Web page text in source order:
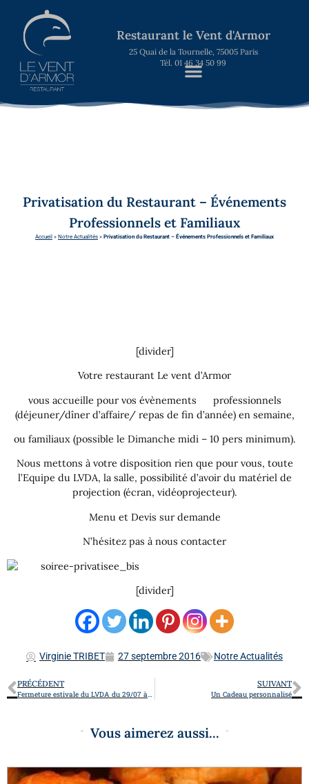
Restaurant le Vent d'Armor
25 Quai de la Tournelle, 75005 Paris
Tél. 01 46 34 50 99
Privatisation du Restaurant – Événements
Professionnels et Familiaux
Accueil » Notre Actualités » Privatisation du Restaurant – Événements Professionnels et Familiaux
[divider]
Votre restaurant Le vent d’Armor
vous accueille pour vos évènements professionnels
(déjeuner/dîner d’affaire/ repas de fin d’année) en semaine,
ou familiaux (possible le Dimanche midi – 10 pers minimum).
Nous mettons à votre disposition rien que pour vous, toute
l’Equipe du LVDA, la salle, possibilité d’avoir du matériel de
projection (écran, vidéoprojecteur).
Menu et Devis sur demande
N’hésitez pas à nous contacter
[divider]
Virginie TRIBET 27 septembre 2016 Notre Actualités
PRÉCÉDENT
Fermeture estivale du LVDA du 29/07 à 14h00 jusqu’au 15/08/2016 inclus
SUIVANT
Un Cadeau personnalisé
Vous aimerez aussi...